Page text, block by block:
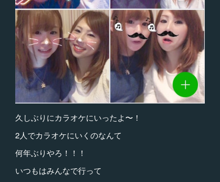
久しぶりにカラオケにいったよ〜！
2人でカラオケにいくのなんて
何年ぶりやろ！！！
いつもはみんなで行って